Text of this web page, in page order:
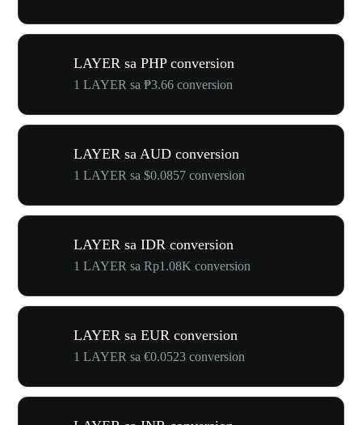
LAYER sa PHP conversion
1 LAYER sa ₱3.66 conversion
LAYER sa AUD conversion
1 LAYER sa $0.0857 conversion
LAYER sa IDR conversion
1 LAYER sa Rp1.08K conversion
LAYER sa EUR conversion
1 LAYER sa €0.0523 conversion